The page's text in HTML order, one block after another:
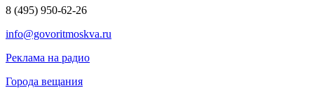
8 (495) 950-62-26
info@govoritmoskva.ru
Реклама на радио
Города вещания